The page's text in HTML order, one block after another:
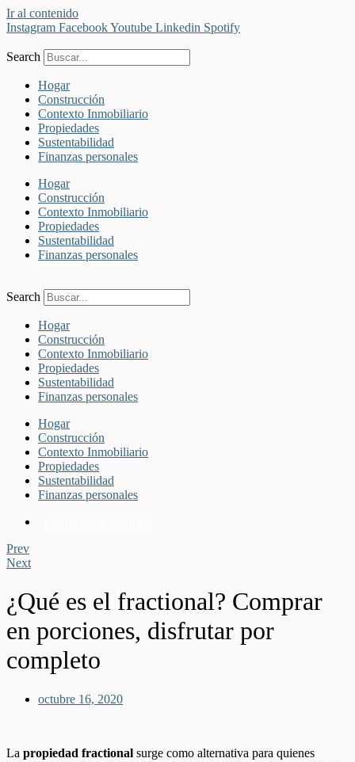
Ir al contenido
Instagram FacebookYoutube Linkedin Spotify
Search
Hogar
Construcción
Contexto Inmobiliario
Propiedades
Sustentabilidad
Finanzas personales
Hogar
Construcción
Contexto Inmobiliario
Propiedades
Sustentabilidad
Finanzas personales
Search
Hogar
Construcción
Contexto Inmobiliario
Propiedades
Sustentabilidad
Finanzas personales
Hogar
Construcción
Contexto Inmobiliario
Propiedades
Sustentabilidad
Finanzas personales
Prev
Next
¿Qué es el fractional? Comprar
en porciones, disfrutar por
completo
octubre 16, 2020
La propiedad fractional surge como alternativa para quienes